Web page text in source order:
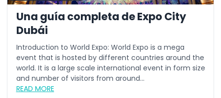
Una guía completa de Expo City
Dubái
Introduction to World Expo: World Expo is a mega
event that is hosted by different countries around the
world. It is a large scale international event in form size
and number of visitors from around...
READ MORE